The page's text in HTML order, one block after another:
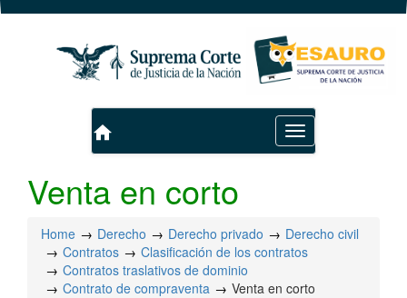
Toggle
navigation
home
Venta en corto
Home Derecho Derecho privado
Derecho civil
Contratos
Clasificación de los contratos
Contratos traslativos de dominio
Contrato de compraventa
Venta en corto